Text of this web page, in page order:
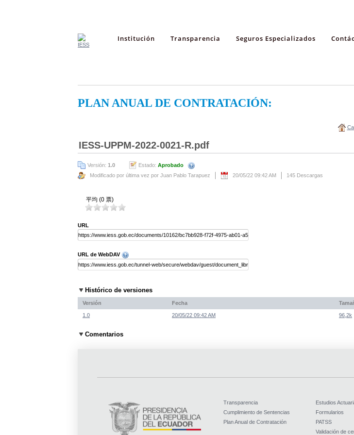
Institución Transparencia Seguros Especializados
PLAN ANUAL DE CONTRATACIÓN:
IESS-UPPM-2022-0021-R.pdf
Versión: 1.0 Estado: Aprobado
Modificado por última vez por Juan Pablo Tarapuez
20/05/22 09:42 AM 145 Descargas
平均 (0 票)
URL
URL de WebDAV
Histórico de versiones
Versión Fecha
1.0 20/05/22 09:42 AM 96,2k
Comentarios
Transparencia
Cumplimiento de Sentencias
Plan Anual de Contratación
Estudios
Formularios
PATSS
Validación de